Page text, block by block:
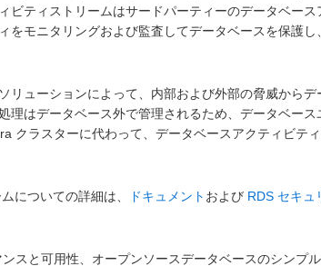
ビティストリームはサードパーティーのデータベース
をモニタリングおよび監査してデータベースを保護し
ューションによって、内部および外部の脅威からデ
理はデータベース外で管理されるため、データベー
クラスターに代わって、データベースアクティビティ
についての詳細は、 ドキュメント および RDS セキュ
スと可用性、オープンソースデータベースのシンプ